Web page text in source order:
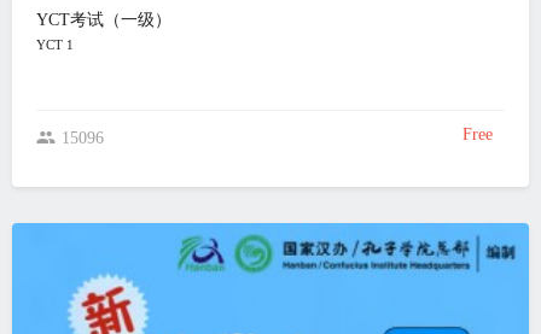
YCT考试（一级）
YCT 1
15096 Free